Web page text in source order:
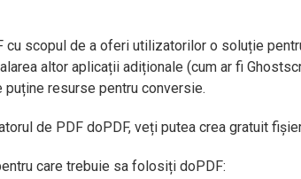
cu scopul de a oferi utilizatorilor o soluție
altor aplicații adiționale (cum ar fi
resurse pentru conversie.
de PDF doPDF, veți putea crea gratuit
care trebuie sa folosiți doPDF: